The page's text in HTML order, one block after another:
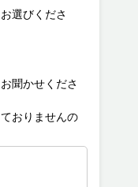
選びくださ
聞かせくださ
おりませんの